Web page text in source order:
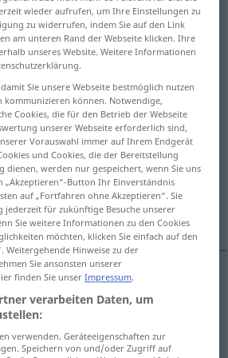
anklicken/antippen)
Wahrnehmung, Empfindung
Wahrnehmung,
wieder aufrufen, um Ihre Einstellungen zu
zu widerrufen, indem Sie auf den Link
am unteren Rand der Webseite klicken. Ihre
unseres Website. Weitere Informationen
Sie unsere Webseite bestmöglich nutzen
kommunizieren können. Notwendige,
Cookies, die für den Betrieb der Webseite
unserer Webseite erforderlich sind,
Vorauswahl immer auf Ihrem Endgerät
und Cookies, die der Bereitstellung
dienen, werden nur gespeichert, wenn Sie uns
„Akzeptieren“-Button Ihr Einverständnis
auf „Fortfahren ohne Akzeptieren“. Sie
für zukünftige Besuche unserer
Sie weitere Informationen zu den Cookies
möchten, klicken Sie einfach auf den
Weitergehende Hinweise zu der
Sie ansonsten unserer
finden Sie unserImpressum.
verarbeiten Daten, um
verwenden. Geräteeigenschaften zur
Speichern von und/oder Zugriff auf